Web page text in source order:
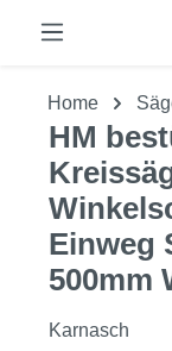
Home
HM
Einweg
500mm
Karnasch